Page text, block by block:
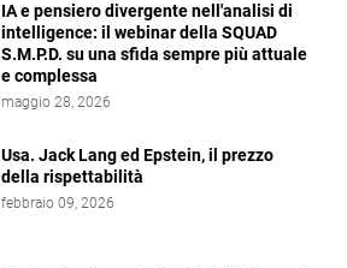
IA e pensiero divergente nell'analisi di
intelligence: il webinar della SQUAD
S.M.P.D. su una sfida sempre più attuale
e complessa
maggio 28, 2026
Usa. Jack Lang ed Epstein, il prezzo
della rispettabilità
febbraio 09, 2026